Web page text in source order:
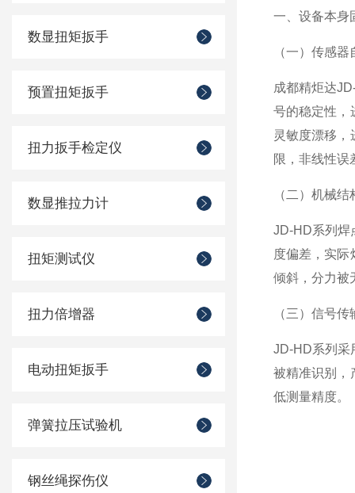
数显扭矩扳手
预置扭矩扳手
扭力扳手检定仪
数显推拉力计
扭矩测试仪
扭力倍增器
电动扭矩扳手
弹簧拉压试验机
钢丝绳探伤仪
一、设备本身
（一）传感
成都精炬达
号的稳定性，
灵敏度漂移
限，非线性误
（二）机械
JD-HD系列焊
度偏差，实
倾斜，分力被
（三）信号
JD-HD系列采
被精准识别，
低测量精度。